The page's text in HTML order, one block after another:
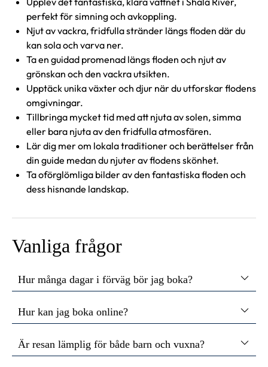
perfekt för simning och avkoppling.
Njut av vackra, fridfulla stränder längs floden där du
kan sola och varva ner.
Ta en guidad promenad längs floden och njut av
grönskan och den vackra utsikten.
Upptäck unika växter och djur när du utforskar flodens
omgivningar.
Tillbringa mycket tid med att njuta av solen, simma
eller bara njuta av den fridfulla atmosfären.
Lär dig mer om lokala traditioner och berättelser från
din guide medan du njuter av flodens skönhet.
Ta oförglömliga bilder av den fantastiska floden och
dess hisnande landskap.
Vanliga frågor
Hur många dagar i förväg bör jag boka?
Hur kan jag boka online?
Är resan lämplig för både barn och vuxna?